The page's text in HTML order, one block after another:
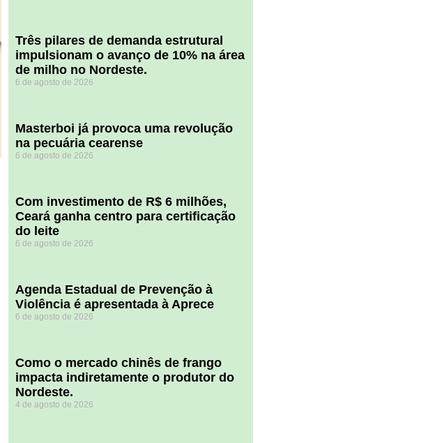
​Três pilares de demanda estrutural
impulsionam o avanço de 10% na área
de milho no Nordeste.
6 de agosto de 2026
Masterboi já provoca uma revolução
na pecuária cearense
6 de agosto de 2026
Com investimento de R$ 6 milhões,
Ceará ganha centro para certificação
do leite
6 de agosto de 2026
Agenda Estadual de Prevenção à
Violência é apresentada à Aprece
6 de agosto de 2026
​Como o mercado chinês de frango
impacta indiretamente o produtor do
Nordeste.
4 de agosto de 2026